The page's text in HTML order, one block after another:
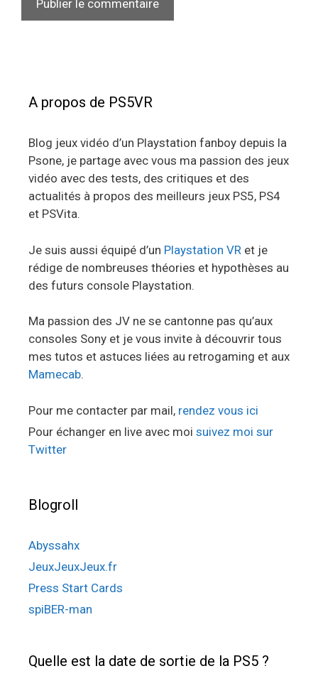
A propos de PS5VR
Blog jeux vidéo d’un Playstation fanboy depuis la
Psone, je partage avec vous ma passion des jeux
vidéo avec des tests, des critiques et des
actualités à propos des meilleurs jeux PS5, PS4
et PSVita.
Je suis aussi équipé d’un Playstation VR et je
rédige de nombreuses théories et hypothèses au
des futurs console Playstation.
Ma passion des JV ne se cantonne pas qu’aux
consoles Sony et je vous invite à découvrir tous
mes tutos et astuces liées au retrogaming et aux
Mamecab.
Pour me contacter par mail, rendez vous ici
Pour échanger en live avec moi suivez moi sur
Twitter
Blogroll
Abyssahx
JeuxJeuxJeux.fr
Press Start Cards
spiBER-man
Quelle est la date de sortie de la PS5 ?